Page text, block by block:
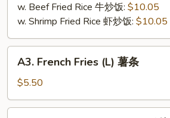
w. Beef Fried Rice 牛炒饭: $10.05
w. Shrimp Fried Rice 虾炒饭: $10.05
French
Fries
(L)
薯
A3. French Fries (L) 薯条
$5.50